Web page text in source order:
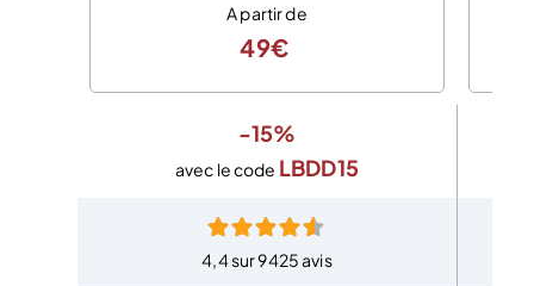
A partir de
49€
-15%
avec le code LBDD15
4,4 sur 9425 avis